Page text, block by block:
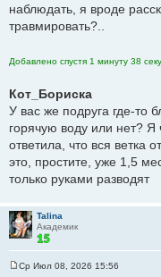
наблюдать, я вроде
травмировать?..
Добавлено спустя 1 минуту 38
Кот_Бориска
У вас же подруга где-то
горячую воду или нет?
ответила, что вся ветка
это, простите, уже 1,5
только руками разводят
Talina
Академик
Ср Июл 08, 2026 15:56